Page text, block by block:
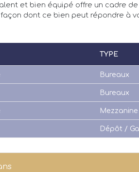
et bien équipé offre un cadre
dont ce bien peut répondre à
TYPE
Bureaux
Bureaux
Dépôt /